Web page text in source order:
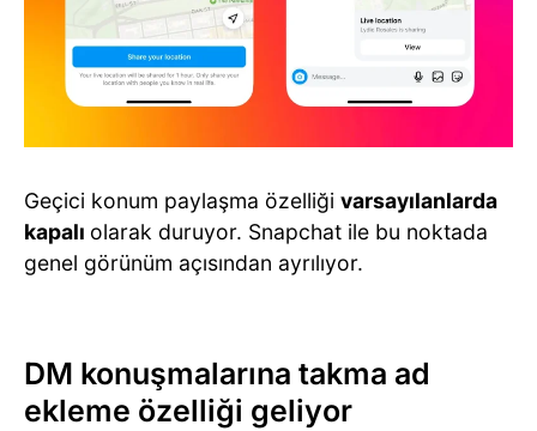
Geçici konum paylaşma özelliği varsayılanlarda
kapalı olarak duruyor. Snapchat ile bu noktada
genel görünüm açısından ayrılıyor.
DM konuşmalarına takma ad
ekleme özelliği geliyor